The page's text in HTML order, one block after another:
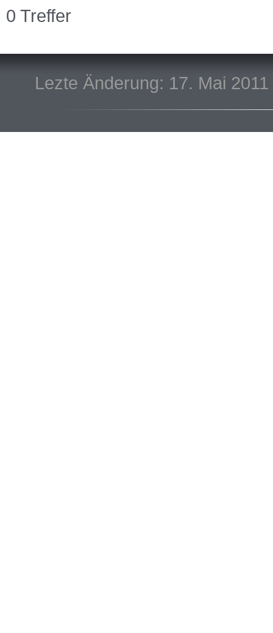
0 Treffer
Lezte Änderung: 17. Mai